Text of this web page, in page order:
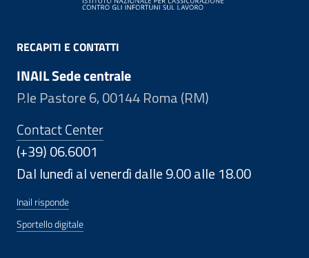
RECAPITI E CONTATTI
INAIL Sede centrale
P.le Pastore 6, 00144 Roma (RM)
Contact Center
(+39) 06.6001
Dal lunedì al venerdì dalle 9.00 alle 18.00
Inail risponde
Sportello digitale